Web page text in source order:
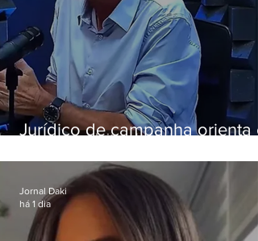
Jurídico de campanha orienta e
da Band
Jornal Daki
há 1 dia